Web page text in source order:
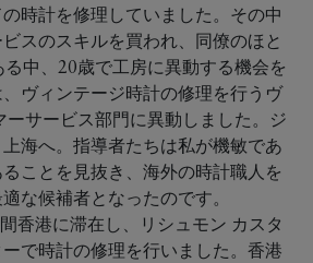
時計を修理していました。その中
スのスキルを買われ、同僚のほと
中、20歳で工房に異動する機会を
ヴィンテージ時計の修理を行うヴ
ーサービス部門に異動しました。ジ
海へ。指導者たちは私が機敏であ
ことを見抜き、海外の時計職人を
な候補者となったのです。
香港に滞在し、リシュモン カスタ
で時計の修理を行いました。香港